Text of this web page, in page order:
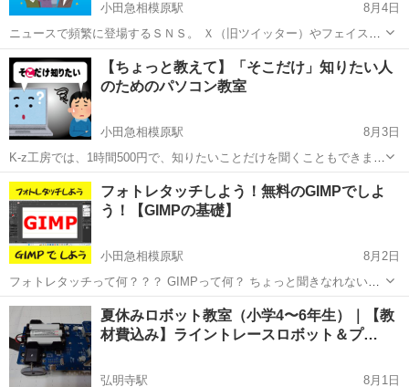
小田急相模原駅
8月4日
ニュースで頻繁に登場するＳＮＳ。 Ｘ（旧ツイッター）やフェイスブ
ック、インスタグラムやティックトック。 最近では、テレビ番組や、
野球中継などでも、 「（ＳＮＳで）メッセージを送ってください！」
なんて、やってます...
神奈川 相模原市 小田急相模原駅 その他 SNS
【ちょっと教えて】「そこだけ」知りたい人
のためのパソコン教室
小田急相模原駅
8月3日
K-z工房では、1時間500円で、知りたいことだけを聞くこともできま
す。 「サイトに登録したいんだけど、途中までは行くのに、先に進め
ない」 「エクセルは、だいたい分かるんだけど、vlook関数だけわから
ない」 「ワ...
神奈川 相模原市 小田急相模原駅 Windows総合
フォトレタッチしよう！無料のGIMPでしよ
う！【GIMPの基礎】
小田急相模原駅
8月2日
フォトレタッチって何？？？ GIMPって何？ ちょっと聞きなれない言
葉という方も多いと思います。 フォトレタッチとは、写真の編集や補
正のことを言います。 例えば、印刷業にいたとき、旅行の本を担当す
ると、板前さ...
神奈川 相模原市 小田急相模原駅 Webデザイナー GIMP
夏休みロボット教室（小学4〜6年生）｜【教
材費込み】ライントレースロボット＆プ…
弘明寺駅
8月1日